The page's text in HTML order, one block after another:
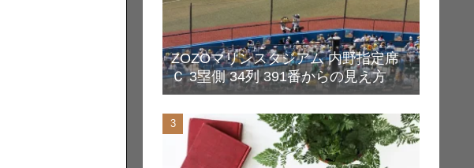
ZOZOマリンスタジアム 内野指定席
Ｃ 3塁側 34列 391番からの見え方